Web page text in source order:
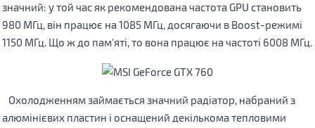
значний: у той час як рекомендована частота GPU становить
980 МГц, він працює на 1085 МГц, досягаючи в Boost-режимі
1150 МГц. Що ж до пам'яті, то вона працює на частоті 6008 МГц.
Охолодженням займається значний радіатор, набраний з
алюмінієвих пластин і оснащений декількома тепловими